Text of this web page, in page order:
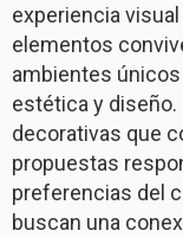
experiencia
elementos
ambientes
estética y
decorativas que
propuestas
preferencias del
buscan una